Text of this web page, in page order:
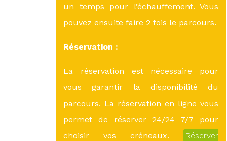
un temps pour l’échauffement. Vous
pouvez ensuite faire 2 fois le parcours.
Réservation :
La réservation est nécessaire pour
vous garantir la disponibilité du
parcours. La réservation en ligne vous
permet de réserver 24/24 7/7 pour
choisir vos créneaux.
Réserver